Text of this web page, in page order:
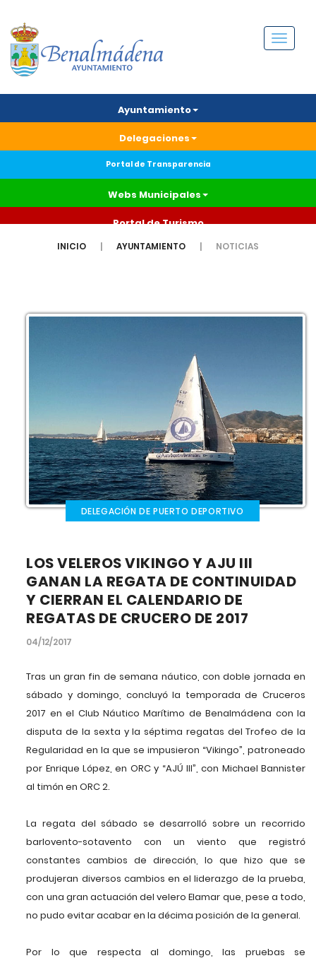
Menú
Ayuntamiento
Delegaciones
Portal de Transparencia
Webs Municipales
Portal de Turismo
INICIO AYUNTAMIENTO NOTICIAS
DELEGACIÓN DE PUERTO DEPORTIVO
LOS VELEROS VIKINGO Y AJU III
GANAN LA REGATA DE CONTINUIDAD
Y CIERRAN EL CALENDARIO DE
REGATAS DE CRUCERO DE 2017
04/12/2017
Tras un gran fin de semana náutico, con doble jornada en
sábado y domingo, concluyó la temporada de Cruceros
2017 en el Club Náutico Marítimo de Benalmádena con la
disputa de la sexta y la séptima regatas del Trofeo de la
Regularidad en la que se impusieron “Vikingo”, patroneado
por Enrique López, en ORC y “AJÚ III”, con Michael Bannister
al timón en ORC 2.
La regata del sábado se desarrolló sobre un recorrido
barlovento-sotavento con un viento que registró
constantes cambios de dirección, lo que hizo que se
produjeran diversos cambios en el liderazgo de la prueba,
con una gran actuación del velero Elamar que, pese a todo,
no pudo evitar acabar en la décima posición de la general.
Por lo que respecta al domingo, las pruebas se